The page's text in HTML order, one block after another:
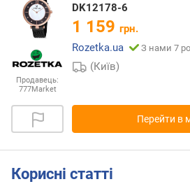
Продавець:
777Market
DK12178-6
1 159 грн.
Rozetka.ua
З нами 7
(Київ)
Перейти в
Корисні статті